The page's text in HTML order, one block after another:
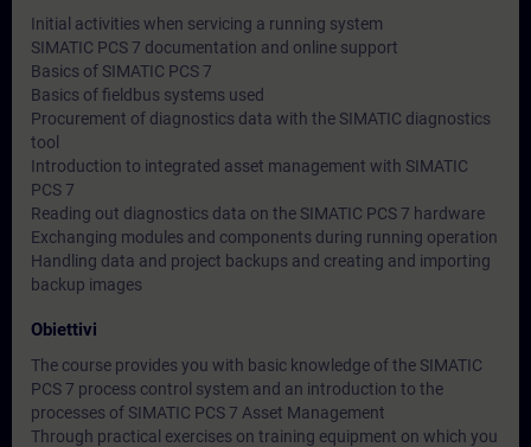
Initial activities when servicing a running system
SIMATIC PCS 7 documentation and online support
Basics of SIMATIC PCS 7
Basics of fieldbus systems used
Procurement of diagnostics data with the SIMATIC diagnostics
tool
Introduction to integrated asset management with SIMATIC
PCS 7
Reading out diagnostics data on the SIMATIC PCS 7 hardware
Exchanging modules and components during running operation
Handling data and project backups and creating and importing
backup images
Obiettivi
The course provides you with basic knowledge of the SIMATIC
PCS 7 process control system and an introduction to the
processes of SIMATIC PCS 7 Asset Management
Through practical exercises on training equipment on which you